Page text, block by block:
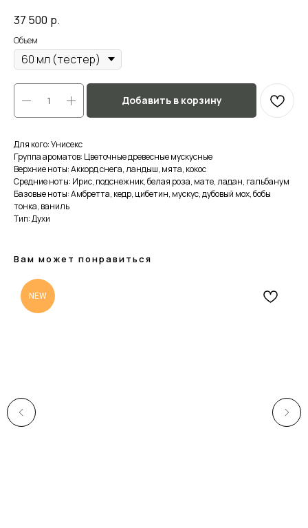
37 500 р.
Объем
Добавить в корзину
Для кого: Унисекс
Группа ароматов: Цветочные древесные мускусные
Верхние ноты: Аккорд снега, ландыш, мята, кокос
Средние ноты: Ирис, подснежник, белая роза, мате, ладан, гальбанум
Базовые ноты: Амбретта, кедр, цибетин, мускус, дубовый мох, бобы
тонка, ваниль
Тип: Духи
Вам может понравиться
NEW